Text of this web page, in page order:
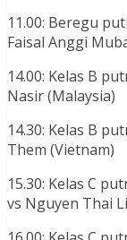
11.00: Beregu
Faisal Anggi
14.00: Kelas B
Nasir (Malaysia)
14.30: Kelas B
Them (Vietnam)
15.30: Kelas C
vs Nguyen Thai